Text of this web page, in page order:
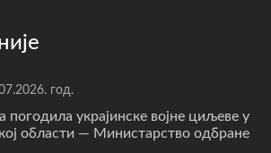
год.
погодила украјинске војне циљеве у
области — Министарство одбране